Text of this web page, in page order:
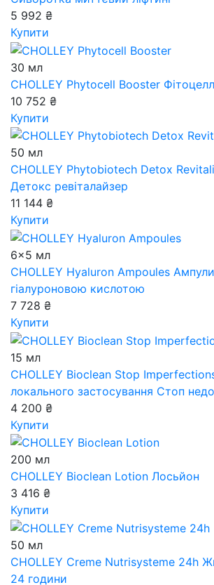
5 992 ₴
Купити
30 мл
CHOLLEY Phytocell Booster
10 752 ₴
Купити
50 мл
CHOLLEY Phytobiotech Detox
Детокс ревіталайзер
11 144 ₴
Купити
6x5 мл
CHOLLEY Hyaluron Ampoules
гіалуроновою кислотою
7 728 ₴
Купити
15 мл
CHOLLEY Bioclean Stop
локального застосування Стоп
4 200 ₴
Купити
200 мл
CHOLLEY Bioclean Lotion Лосьйон
3 416 ₴
Купити
50 мл
CHOLLEY Creme Nutrisysteme 24h
24 години